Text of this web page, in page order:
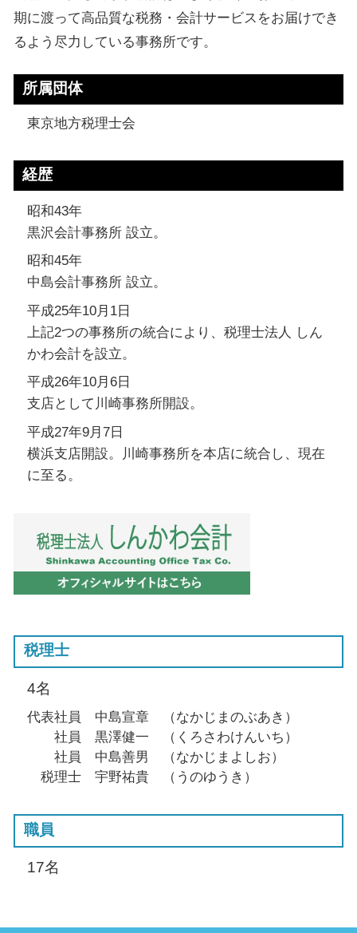
期に渡って高品質な税務・会計サービスをお届けでき
るよう尽力している事務所です。
所属団体
東京地方税理士会
経歴
昭和43年
黒沢会計事務所 設立。
昭和45年
中島会計事務所 設立。
平成25年10月1日
上記2つの事務所の統合により、税理士法人 しん
かわ会計を設立。
平成26年10月6日
支店として川崎事務所開設。
平成27年9月7日
横浜支店開設。川崎事務所を本店に統合し、現在
に至る。
税理士
4名
代表社員 中島宣章 （なかじまのぶあき）
社員 黒澤健一 （くろさわけんいち）
社員 中島善男 （なかじまよしお）
税理士 宇野祐貴 （うのゆうき）
職員
17名